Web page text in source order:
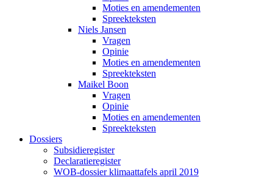
Moties en amendementen
Spreekteksten
Niels Jansen
Vragen
Opinie
Moties en amendementen
Spreekteksten
Maikel Boon
Vragen
Opinie
Moties en amendementen
Spreekteksten
Dossiers
Subsidieregister
Declaratieregister
WOB-dossier klimaattafels april 2019